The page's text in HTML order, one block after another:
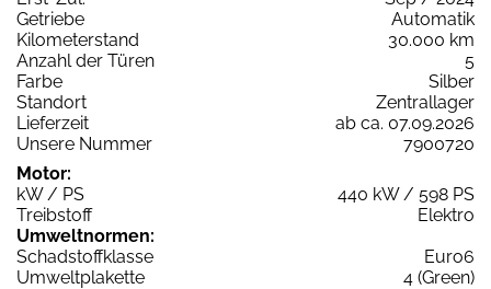
Getriebe
Automatik
Kilometerstand
30.000 km
Anzahl der Türen
5
Farbe
Silber
Standort
Zentrallager
Lieferzeit
ab ca. 07.09.2026
Unsere Nummer
7900720
Motor:
kW / PS
440 kW / 598 PS
Treibstoff
Elektro
Umweltnormen:
Schadstoffklasse
Euro6
Umweltplakette
4 (Green)